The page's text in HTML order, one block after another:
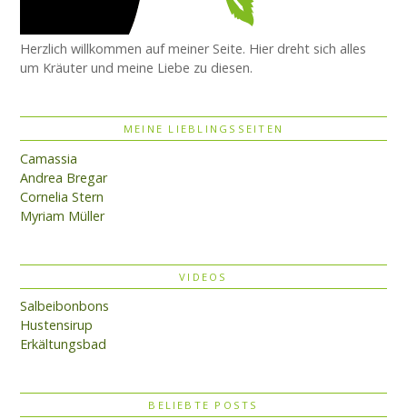
Herzlich willkommen auf meiner Seite. Hier dreht sich alles
um Kräuter und meine Liebe zu diesen.
MEINE LIEBLINGSSEITEN
Camassia
Andrea Bregar
Cornelia Stern
Myriam Müller
VIDEOS
Salbeibonbons
Hustensirup
Erkältungsbad
BELIEBTE POSTS